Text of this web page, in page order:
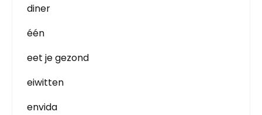
diner
één
eet je gezond
eiwitten
envida